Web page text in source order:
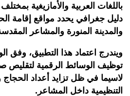
باللغات العربية والأمازيغية بمختلف
دليل جغرافي يحدد مواقع إقامة
والمدينة المنورة والمشاعر
ويندرج اعتماد هذا التطبيق، وفق
توظيف الوسائط الرقمية لتقليص
لاسيما في ظل تزايد أعداد
التنظيمية داخل المشاعر .